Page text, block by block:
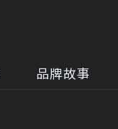
品牌故事